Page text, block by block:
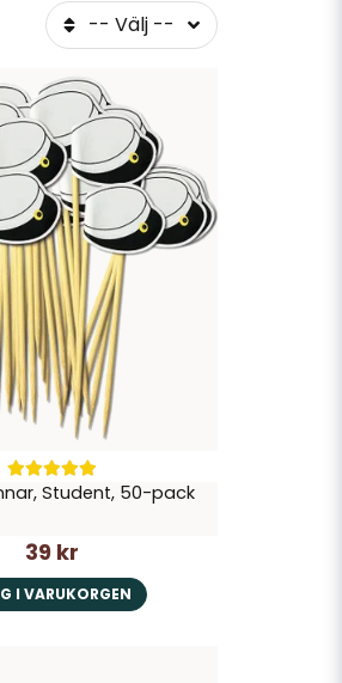
-- Välj --
Student, 50-pack
39 kr
I VARUKORGEN